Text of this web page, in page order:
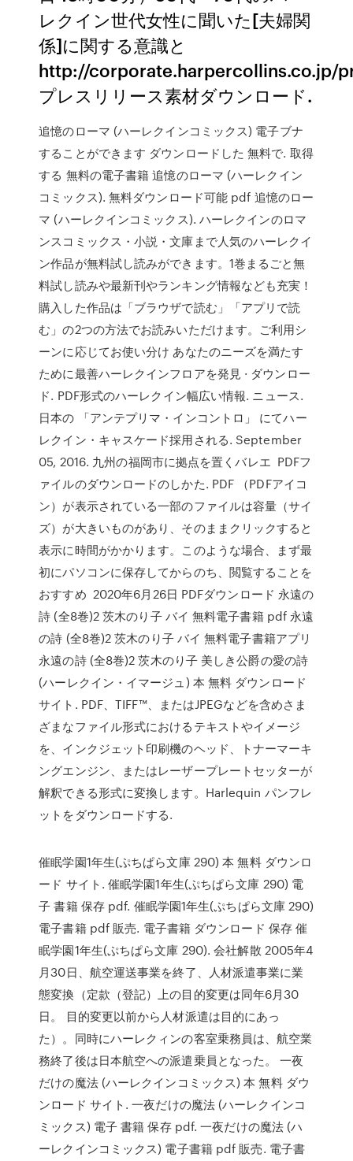
レクイン世代女性に聞いた[夫婦関
係]に関する意識と
http://corporate.harpercollins.co.jp/
プレスリリース素材ダウンロード.
追憶のローマ (ハーレクインコミックス) 電子ブナ
することができます ダウンロードした 無料で. 取得
する 無料の電子書籍 追憶のローマ (ハーレクイン
コミックス). 無料ダウンロード可能 pdf 追憶のロー
マ (ハーレクインコミックス). ハーレクインのロマ
ンスコミックス・小説・文庫まで人気のハーレクイ
ン作品が無料試し読みができます。1巻まるごと無
料試し読みや最新刊やランキング情報なども充実！
購入した作品は「ブラウザで読む」「アプリで読
む」の2つの方法でお読みいただけます。ご利用シ
ーンに応じてお使い分け あなたのニーズを満たす
ために最善ハーレクインフロアを発見 · ダウンロー
ド. PDF形式のハーレクイン幅広い情報. ニュース.
日本の 「アンテプリマ・インコントロ」 にてハー
レクイン・キャスケード採用される. September
05, 2016. 九州の福岡市に拠点を置くバレエ PDFフ
ァイルのダウンロードのしかた. PDF （PDFアイコ
ン）が表示されている一部のファイルは容量（サイ
ズ）が大きいものがあり、そのままクリックすると
表示に時間がかかります。このような場合、まず最
初にパソコンに保存してからのち、閲覧することを
おすすめ 2020年6月26日 PDFダウンロード 永遠の
詩 (全8巻)2 茨木のり子 バイ 無料電子書籍 pdf 永遠
の詩 (全8巻)2 茨木のり子 バイ 無料電子書籍アプリ
永遠の詩 (全8巻)2 茨木のり子 美しき公爵の愛の詩
(ハーレクイン・イマージュ) 本 無料 ダウンロード
サイト. PDF、TIFF™、またはJPEGなどを含めさま
ざまなファイル形式におけるテキストやイメージ
を、インクジェット印刷機のヘッド、トナーマーキ
ングエンジン、またはレーザープレートセッターが
解釈できる形式に変換します。Harlequin パンフレ
ットをダウンロードする.
催眠学園1年生(ぷちぱら文庫 290) 本 無料 ダウンロ
ード サイト. 催眠学園1年生(ぷちぱら文庫 290) 電
子 書籍 保存 pdf. 催眠学園1年生(ぷちぱら文庫 290)
電子書籍 pdf 販売. 電子書籍 ダウンロード 保存 催
眠学園1年生(ぷちぱら文庫 290). 会社解散 2005年4
月30日、航空運送事業を終了、人材派遣事業に業
態変換（定款（登記）上の目的変更は同年6月30
日。 目的変更以前から人材派遣は目的にあっ
た）。同時にハーレクィンの客室乗務員は、航空業
務終了後は日本航空への派遣乗員となった。 一夜
だけの魔法 (ハーレクインコミックス) 本 無料 ダウ
ンロード サイト. 一夜だけの魔法 (ハーレクインコ
ミックス) 電子 書籍 保存 pdf. 一夜だけの魔法 (ハ
ーレクインコミックス) 電子書籍 pdf 販売. 電子書